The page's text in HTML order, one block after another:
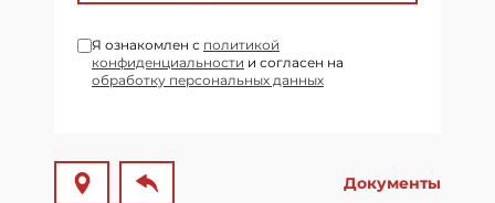
Я ознакомлен с политикой
конфиденциальности и согласен на
обработку персональных данных
Документы